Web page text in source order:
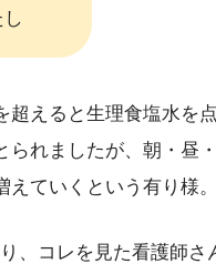
えると生理食塩水を
れましたが、朝・昼
ていくという有り様。
、コレを見た看護師さ